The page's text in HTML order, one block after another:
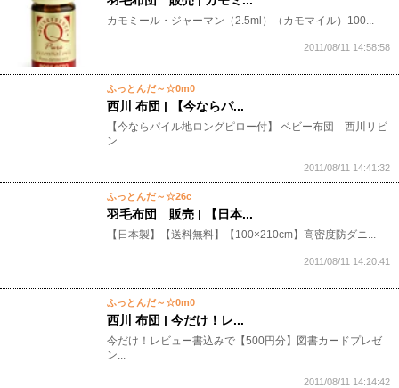
カモミール・ジャーマン（2.5ml）（カモマイル）100...
2011/08/11 14:58:58
ふっとんだ～☆0m0
西川 布団 | 【今ならパ...
【今ならパイル地ロングピロー付】 ベビー布団 西川リビ
ン...
2011/08/11 14:41:32
ふっとんだ～☆26c
羽毛布団 販売 | 【日本...
【日本製】【送料無料】【100×210cm】高密度防ダニ...
2011/08/11 14:20:41
ふっとんだ～☆0m0
西川 布団 | 今だけ！レ...
今だけ！レビュー書込みで【500円分】図書カードプレゼ
ン...
2011/08/11 14:14:42